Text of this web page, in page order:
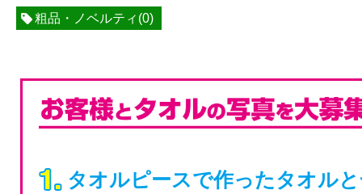
粗品・ノベルティ(0)
タオルピースで作ったタオル